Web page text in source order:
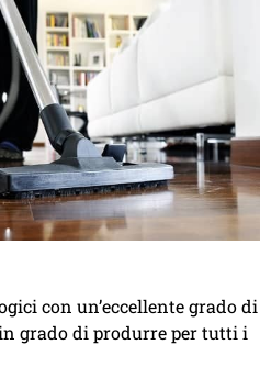
con un’eccellente grado di
grado di produrre per tutti i